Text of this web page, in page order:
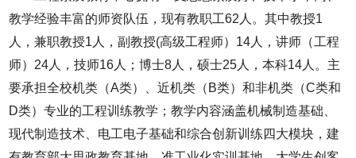
教学经验丰富的师资队伍，现有教职工62人。其中教授1
人，兼职教授1人，副教授(高级工程师） 14人，讲师（工程
师）24人，技师16人 ；博士8人，硕士25人，本科14人。主
要承担全校机类（A类）、近机类（ B类）和非机类（C类和
D类）专业的工程训练教学；教学内容涵盖机械制造基础、
现代制造技术、电工电子基础和综合创新训练四大模块，建